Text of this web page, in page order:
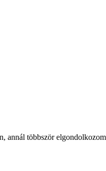
annál többször